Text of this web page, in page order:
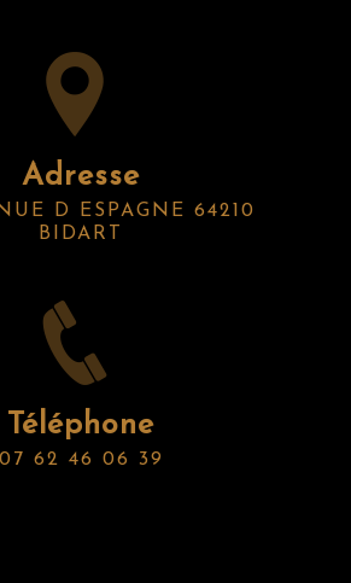
Adresse
BIDART
Téléphone
07 62 46 06 39